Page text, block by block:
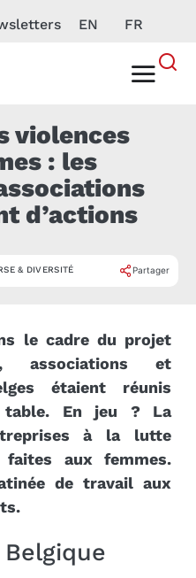
EN FR
violences
: les
d’actions
& DIVERSITÉ Partager
le cadre du projet
associations et
étaient réunis
table. En jeu ? La
à la lutte
aux femmes.
de travail aux